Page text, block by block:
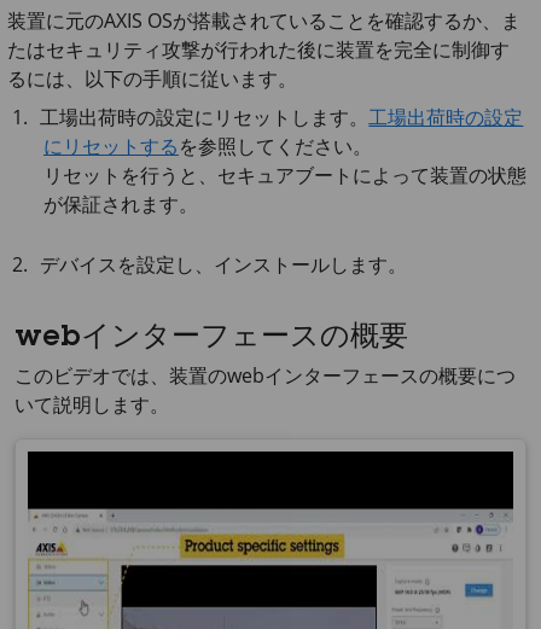
装置に元のAXIS OSが搭載されていることを確認するか、ま
たはセキュリティ攻撃が行われた後に装置を完全に制御す
るには、以下の手順に従います。
工場出荷時の設定にリセットします。工場出荷時の設定
にリセットするを参照してください。
リセットを行うと、セキュアブートによって装置の状態
が保証されます。
デバイスを設定し、インストールします。
webインターフェースの概要
このビデオでは、装置のwebインターフェースの概要につ
いて説明します。